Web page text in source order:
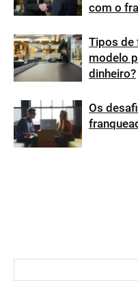
com o
Tipos de
modelo
dinheiro?
Os